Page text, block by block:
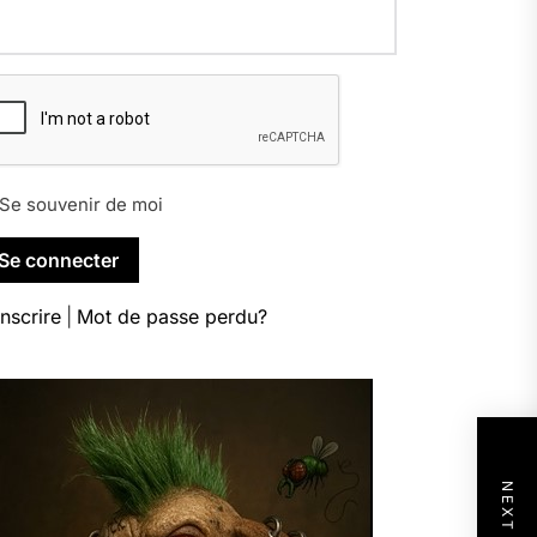
souvenir de moi
Mot de passe perdu?